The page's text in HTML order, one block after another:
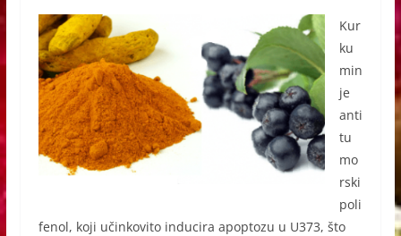
Kur
ku
min
je
anti
tu
mo
rski
poli
fenol, koji učinkovito inducira apoptozu u U373, što